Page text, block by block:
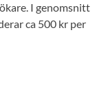
I genomsnitt
ca 500 kr per